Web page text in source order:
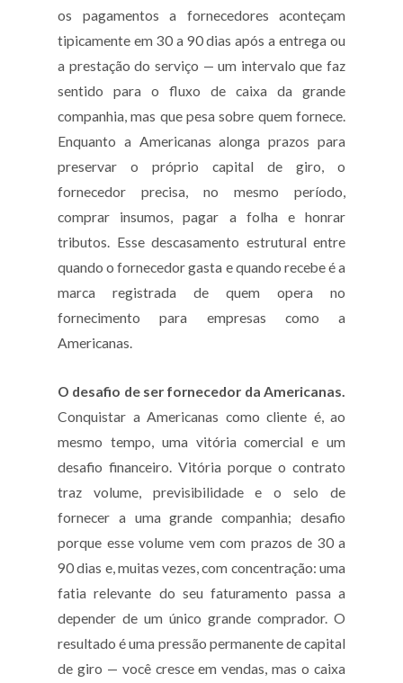
os pagamentos a fornecedores aconteçam
tipicamente em 30 a 90 dias após a entrega ou
a prestação do serviço — um intervalo que faz
sentido para o fluxo de caixa da grande
companhia, mas que pesa sobre quem fornece.
Enquanto a Americanas alonga prazos para
preservar o próprio capital de giro, o
fornecedor precisa, no mesmo período,
comprar insumos, pagar a folha e honrar
tributos. Esse descasamento estrutural entre
quando o fornecedor gasta e quando recebe é a
marca registrada de quem opera no
fornecimento para empresas como a
Americanas.
O desafio de ser fornecedor da Americanas.
Conquistar a Americanas como cliente é, ao
mesmo tempo, uma vitória comercial e um
desafio financeiro. Vitória porque o contrato
traz volume, previsibilidade e o selo de
fornecer a uma grande companhia; desafio
porque esse volume vem com prazos de 30 a
90 dias e, muitas vezes, com concentração: uma
fatia relevante do seu faturamento passa a
depender de um único grande comprador. O
resultado é uma pressão permanente de capital
de giro — você cresce em vendas, mas o caixa